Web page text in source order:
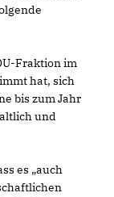
Fraktion im
hat, sich
bis zum Jahr
und
es „auch